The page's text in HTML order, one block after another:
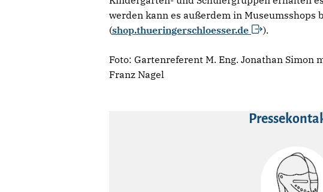
werden kann es außerdem in Museumsshops
(shop.thueringerschloesser.de ).
Foto: Gartenreferent M. Eng. Jonathan Simon
Franz Nagel